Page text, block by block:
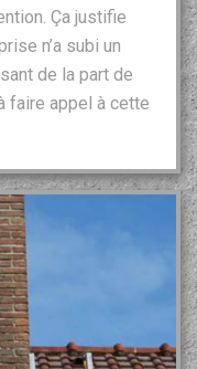
Ça justifie
n’a subi un
de la part de
faire appel à cette